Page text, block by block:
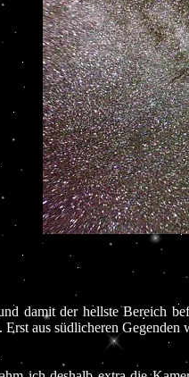
damit der hellste Bereich
aus südlicheren Gegenden